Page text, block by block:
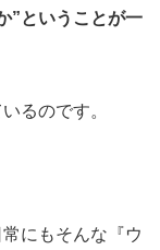
”ということが一
るのです。
にもそんな『ウ